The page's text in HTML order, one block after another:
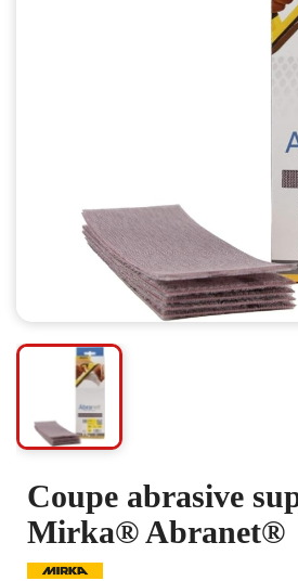
Coupe abrasive
Mirka® Abranet®